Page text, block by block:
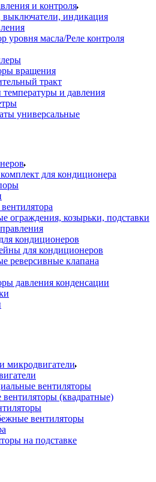
и контроля
индикация
уровня масла/Реле контроля
вращения
тракт
температуры и давления
универсальные
для кондиционера
ограждения, козырьки, подставки
кондиционеров
для кондиционеров
реверсивные клапана
давления конденсации
микродвигатели
вентиляторы
вентиляторы (квадратные)
вентиляторы
на подставке